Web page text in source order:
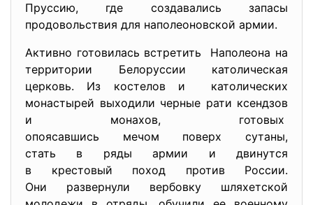
Пруссию, где создавались запасы
продовольствия для наполеоновской армии.
Активно готовилась встретить Наполеона на
территории Белоруссии католическая
церковь. Из костелов и католических
монастырей выходили черные рати ксендзов
и монахов, готовых
опоясавшись мечом поверх сутаны,
стать в ряды армии и двинутся
в крестовый поход против России.
Они развернули вербовку шляхетской